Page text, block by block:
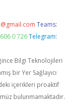
Teams:
0 726 Telegram:
Bilgi Teknolojileri
bir Yer Sağlayıcı
içerikleri proaktif
bulunmamaktadır.